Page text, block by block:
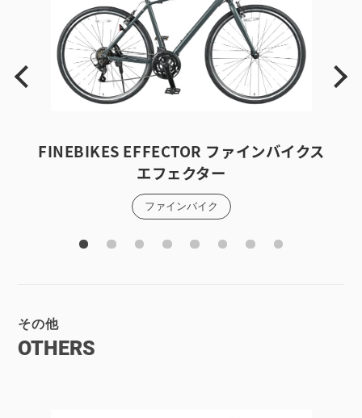
FINEBIKES EFFECTOR ファインバイクス
エフェクター
ファインバイク
その他
OTHERS